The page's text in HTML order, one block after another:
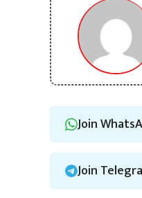
Join
Join